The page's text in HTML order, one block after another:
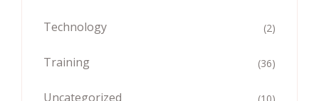
Technology (2)
Training (36)
Uncategorized